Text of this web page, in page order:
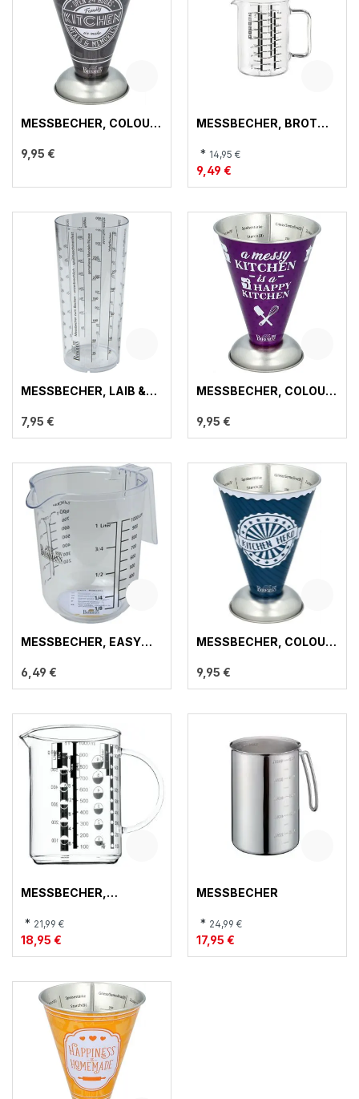
MESSBECHER, COLOUR
9,95 €
MESSBECHER, BROT
* 14,95 €
9,49 €
MESSBECHER, LAIB &
7,95 €
MESSBECHER, COLOUR
9,95 €
MESSBECHER, EASY
6,49 €
MESSBECHER, COLOUR
9,95 €
MESSBECHER,
* 21,99 €
18,95 €
MESSBECHER
* 24,99 €
17,95 €